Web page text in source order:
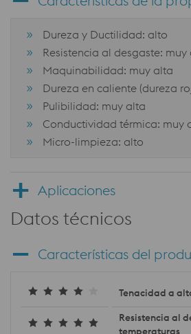
Dureza y Ductilidad: alto
Resistencia al desgaste: muy
Maquinabilidad: muy alta
Dureza en caliente (dureza
Pulibilidad: muy alta
Conductividad térmica: muy
Micro-limpieza: alto
Aplicaciones
Datos técnicos
Características del
Tenacidad a
Resistencia al